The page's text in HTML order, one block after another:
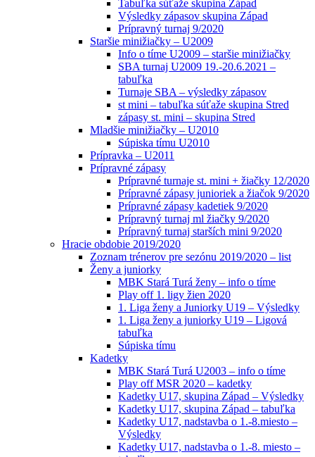
Tabuľka súťaže skupina Západ
Výsledky zápasov skupina Západ
Prípravný turnaj 9/2020
Staršie minižiačky – U2009
Info o tíme U2009 – staršie minižiačky
SBA turnaj U2009 19.-20.6.2021 –
tabuľka
Turnaje SBA – výsledky zápasov
st mini – tabuľka súťaže skupina Stred
zápasy st. mini – skupina Stred
Mladšie minižiačky – U2010
Súpiska tímu U2010
Prípravka – U2011
Prípravné zápasy
Prípravné turnaje st. mini + žiačky 12/2020
Prípravné zápasy junioriek a žiačok 9/2020
Prípravné zápasy kadetiek 9/2020
Prípravný turnaj ml žiačky 9/2020
Prípravný turnaj starších mini 9/2020
Hracie obdobie 2019/2020
Zoznam trénerov pre sezónu 2019/2020 – list
Ženy a juniorky
MBK Stará Turá ženy – info o tíme
Play off 1. ligy žien 2020
1. Liga ženy a Juniorky U19 – Výsledky
1. Liga ženy a juniorky U19 – Ligová
tabuľka
Súpiska tímu
Kadetky
MBK Stará Turá U2003 – info o tíme
Play off MSR 2020 – kadetky
Kadetky U17, skupina Západ – Výsledky
Kadetky U17, skupina Západ – tabuľka
Kadetky U17, nadstavba o 1.-8.miesto –
Výsledky
Kadetky U17, nadstavba o 1.-8. miesto –